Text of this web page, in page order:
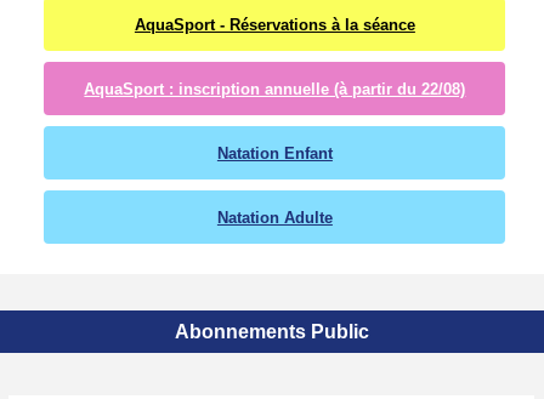
AquaSport - Réservations à la séance
AquaSport : inscription annuelle (à partir du 22/08)
Natation Enfant
Natation Adulte
Abonnements Public